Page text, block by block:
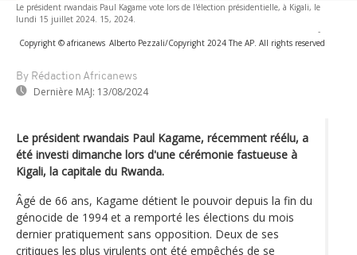
Le président rwandais Paul Kagame vote lors de l'élection présidentielle, à Kigali, le
lundi 15 juillet 2024. 15, 2024.
-
Copyright © africanews Alberto Pezzali/Copyright 2024 The AP. All rights reserved
By Rédaction Africanews
Dernière MAJ: 13/08/2024
Le président rwandais Paul Kagame, récemment réélu, a
été investi dimanche lors d'une cérémonie fastueuse à
Kigali, la capitale du Rwanda.
Âgé de 66 ans, Kagame détient le pouvoir depuis la fin du
génocide de 1994 et a remporté les élections du mois
dernier pratiquement sans opposition. Deux de ses
critiques les plus virulents ont été empêchés de se